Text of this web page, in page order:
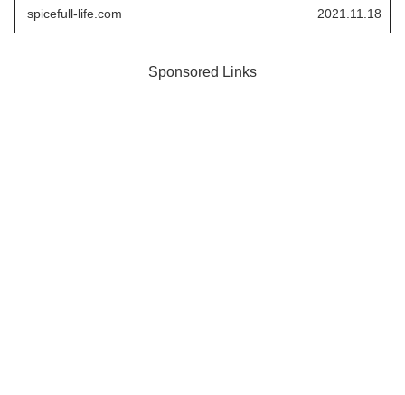
spicefull-life.com 2021.11.18
Sponsored Links